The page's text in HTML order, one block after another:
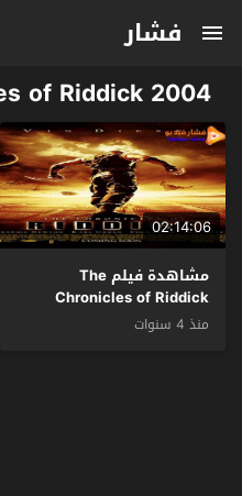
فشار
of Riddick 2004
02:14:06
مشاهدة فيلم The
Chronicles of Riddick
2004 مترجم
منذ 4 سنوات